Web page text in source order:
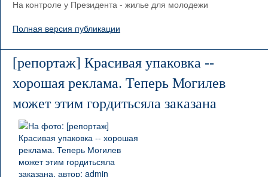
На контроле у Президента - жилье для молодежи
Полная версия публикации
[репортаж] Красивая упаковка --
хорошая реклама. Теперь Могилев
может этим гордитьсяла заказана